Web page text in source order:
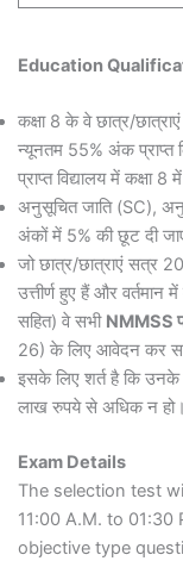
Education
कक्षा 8 के वे छात्र/
न्यूनतम 55% अंक प्राप्त
प्राप्त विद्यालय में कक्षा
अनुसूचित जाति (SC),
अंकों में 5% की छूट दी
जो छात्र/छात्राएं सत्र
उत्तीर्ण हुए हैं और
सहित) वे सभी NMMSS
26) के लिए आवेदन कर
इसके लिए शर्त है कि उनके
लाख रुपये से अधिक न हो।
Exam Details
The selection test
11:00 A.M. to
objective type